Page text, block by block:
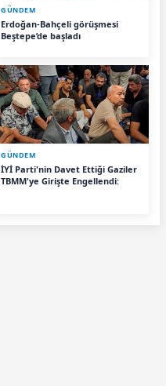
GÜNDEM
Erdoğan-Bahçeli görüşmesi
Beştepe’de başladı
GÜNDEM
İYİ Parti'nin Davet Ettiği Gaziler
TBMM'ye Girişte Engellendi: